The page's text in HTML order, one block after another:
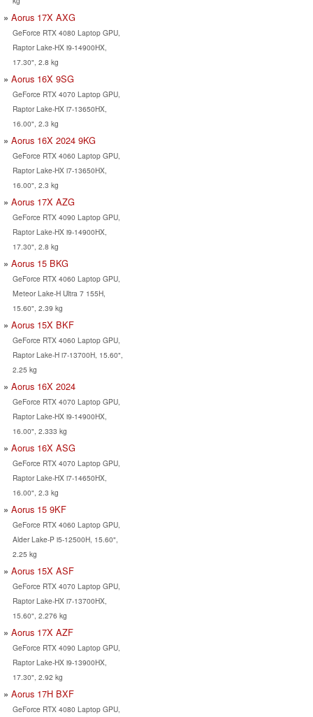
Aorus 17X AXG
GeForce RTX 4080 Laptop GPU,
Raptor Lake-HX i9-14900HX,
17.30", 2.8 kg
Aorus 16X 9SG
GeForce RTX 4070 Laptop GPU,
Raptor Lake-HX i7-13650HX,
16.00", 2.3 kg
Aorus 16X 2024 9KG
GeForce RTX 4060 Laptop GPU,
Raptor Lake-HX i7-13650HX,
16.00", 2.3 kg
Aorus 17X AZG
GeForce RTX 4090 Laptop GPU,
Raptor Lake-HX i9-14900HX,
17.30", 2.8 kg
Aorus 15 BKG
GeForce RTX 4060 Laptop GPU,
Meteor Lake-H Ultra 7 155H,
15.60", 2.39 kg
Aorus 15X BKF
GeForce RTX 4060 Laptop GPU,
Raptor Lake-H i7-13700H, 15.60",
2.25 kg
Aorus 16X 2024
GeForce RTX 4070 Laptop GPU,
Raptor Lake-HX i9-14900HX,
16.00", 2.333 kg
Aorus 16X ASG
GeForce RTX 4070 Laptop GPU,
Raptor Lake-HX i7-14650HX,
16.00", 2.3 kg
Aorus 15 9KF
GeForce RTX 4060 Laptop GPU,
Alder Lake-P i5-12500H, 15.60",
2.25 kg
Aorus 15X ASF
GeForce RTX 4070 Laptop GPU,
Raptor Lake-HX i7-13700HX,
15.60", 2.276 kg
Aorus 17X AZF
GeForce RTX 4090 Laptop GPU,
Raptor Lake-HX i9-13900HX,
17.30", 2.92 kg
Aorus 17H BXF
GeForce RTX 4080 Laptop GPU,